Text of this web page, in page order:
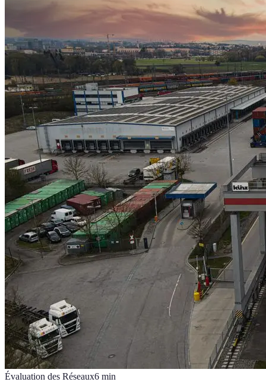
Évaluation des Réseaux6 min